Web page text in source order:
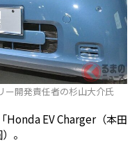
ー開発責任者の杉山大介氏
Honda EV Charger（本田
。